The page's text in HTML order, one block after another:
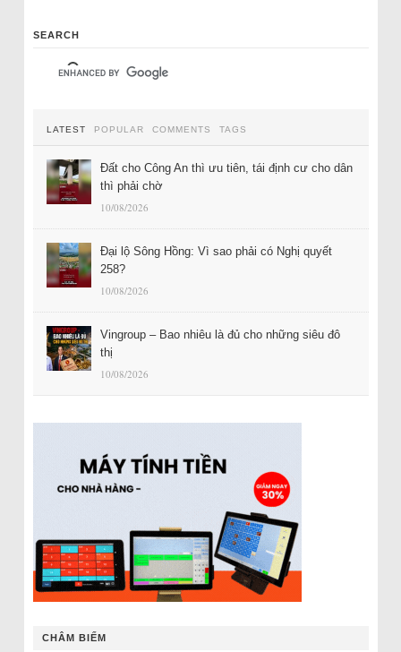
SEARCH
LATEST POPULAR COMMENTS TAGS
Đất cho Công An thì ưu tiên, tái định cư cho dân
thì phải chờ
10/08/2026
Đại lộ Sông Hồng: Vì sao phải có Nghị quyết
258?
10/08/2026
Vingroup – Bao nhiêu là đủ cho những siêu đô
thị
10/08/2026
CHÂM BIẾM